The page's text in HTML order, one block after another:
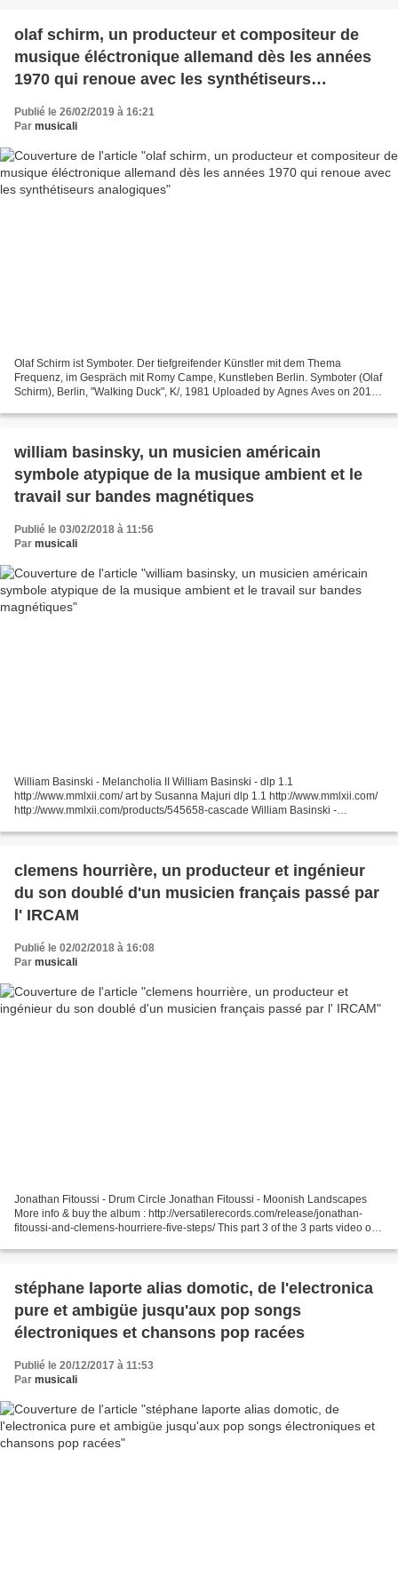
olaf schirm, un producteur et compositeur de
musique éléctronique allemand dès les années
1970 qui renoue avec les synthétiseurs
Publié le 26/02/2019 à 16:21
Par musicali
Olaf Schirm ist Symboter. Der tiefgreifender Künstler mit dem Thema
Frequenz, im Gespräch mit Romy Campe, Kunstleben Berlin. Symboter (Olaf
Schirm), Berlin, "Walking Duck", K/, 1981 Uploaded by Agnes Aves on 2017-
william basinsky, un musicien américain
symbole atypique de la musique ambient et le
travail sur bandes magnétiques
Publié le 03/02/2018 à 11:56
Par musicali
William Basinski - Melancholia II William Basinski - dlp 1.1
http://www.mmlxii.com/ art by Susanna Majuri dlp 1.1 http://www.mmlxii.com/
http://www.mmlxii.com/products/545658-cascade William Basinski -
clemens hourrière, un producteur et ingénieur
du son doublé d'un musicien français passé par
l' IRCAM
Publié le 02/02/2018 à 16:08
Par musicali
Jonathan Fitoussi - Drum Circle Jonathan Fitoussi - Moonish Landscapes
More info & buy the album : http://versatilerecords.com/release/jonathan-
fitoussi-and-clemens-hourriere-five-steps/ This part 3 of the 3 parts video of
stéphane laporte alias domotic, de l'electronica
pure et ambigüe jusqu'aux pop songs
électroniques et chansons pop racées
Publié le 20/12/2017 à 11:53
Par musicali